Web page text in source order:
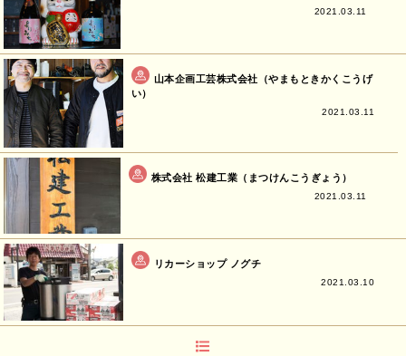
2021.03.11
山本企画工芸株式会社（やまもときかくこうげ
い）
2021.03.11
株式会社 松建工業（まつけんこうぎょう）
2021.03.11
リカーショップ ノグチ
2021.03.10